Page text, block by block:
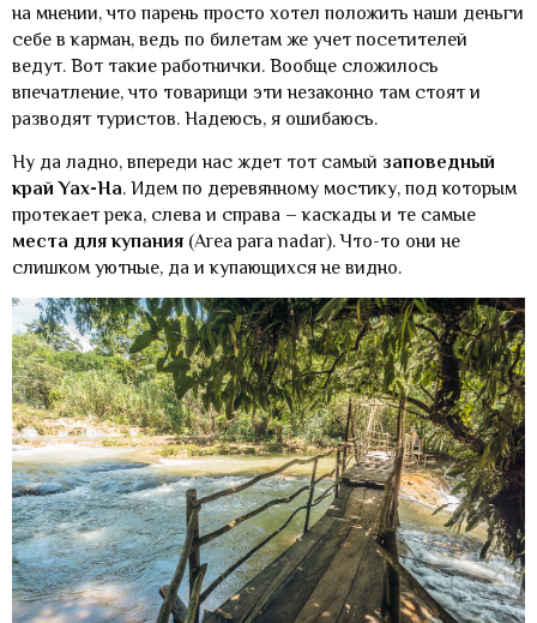
на мнении, что парень просто хотел положить наши деньги
себе в карман, ведь по билетам же учет посетителей
ведут. Вот такие работнички. Вообще сложилось
впечатление, что товарищи эти незаконно там стоят и
разводят туристов. Надеюсь, я ошибаюсь.
Ну да ладно, впереди нас ждет тот самый заповедный
край Yax-Ha. Идем по деревянному мостику, под которым
протекает река, слева и справа – каскады и те самые
места для купания(Area para nadar). Что-то они не
слишком уютные, да и купающихся не видно.